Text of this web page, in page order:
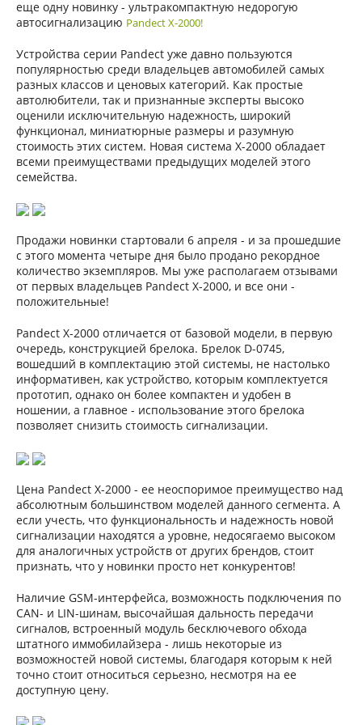
еще одну новинку - ультракомпактную недорогую
автосигнализацию Pandect X-2000!
Устройства серии Pandect уже давно пользуются
популярностью среди владельцев автомобилей самых
разных классов и ценовых категорий. Как простые
автолюбители, так и признанные эксперты высоко
оценили исключительную надежность, широкий
функционал, миниатюрные размеры и разумную
стоимость этих систем. Новая система X-2000 обладает
всеми преимуществами предыдущих моделей этого
семейства.
Продажи новинки стартовали 6 апреля - и за прошедшие
с этого момента четыре дня было продано рекордное
количество экземпляров. Мы уже располагаем отзывами
от первых владельцев Pandect X-2000, и все они -
положительные!
Pandect X-2000 отличается от базовой модели, в первую
очередь, конструкцией брелока. Брелок D-0745,
вошедший в комплектацию этой системы, не настолько
информативен, как устройство, которым комплектуется
прототип, однако он более компактен и удобен в
ношении, а главное - использование этого брелока
позволяет снизить стоимость сигнализации.
Цена Pandect X-2000 - ее неоспоримое преимущество над
абсолютным большинством моделей данного сегмента. А
если учесть, что функциональность и надежность новой
сигнализации находятся а уровне, недосягаемо высоком
для аналогичных устройств от других брендов, стоит
признать, что у новинки просто нет конкурентов!
Наличие GSM-интерфейса, возможность подключения по
CAN- и LIN-шинам, высочайшая дальность передачи
сигналов, встроенный модуль бесключевого обхода
штатного иммобилайзера - лишь некоторые из
возможностей новой системы, благодаря которым к ней
точно стоит относиться серьезно, несмотря на ее
доступную цену.